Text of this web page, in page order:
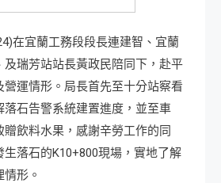
在宜蘭工務段段長連建智、宜蘭
及瑞芳站站長黃政民陪同下，赴平
運情形。局長首先至十分站察看
落石告警系統建置進度，並至車
飲料水果，感謝辛勞工作的同
落石的K10+800現場，實地了解
形。